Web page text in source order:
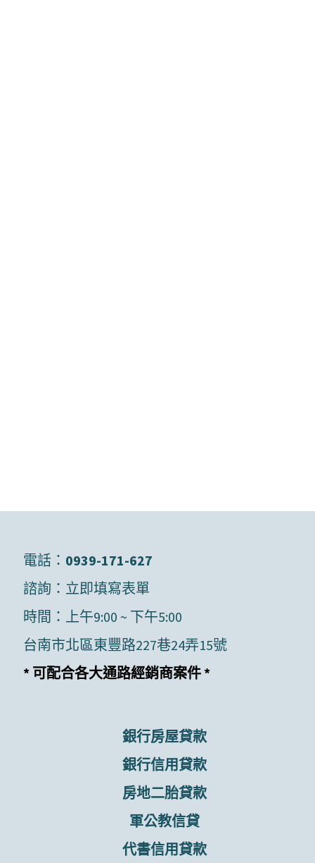
電話： 0939-171-627
諮詢： 立即填寫表單
時間：上午9:00 ~ 下午5:00
台南市北區東豐路227巷24弄15號
* 可配合各大通路經銷商案件 *
銀行房屋貸款
銀行信用貸款
房地二胎貸款
軍公教信貸
代書信用貸款